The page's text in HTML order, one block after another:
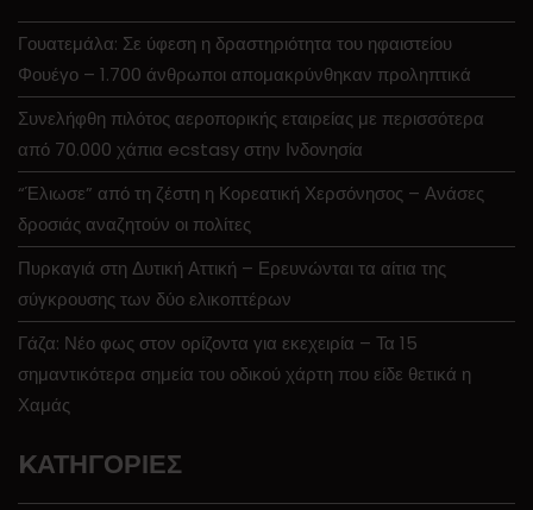
Γουατεμάλα: Σε ύφεση η δραστηριότητα του ηφαιστείου
Φουέγο – 1.700 άνθρωποι απομακρύνθηκαν προληπτικά
Συνελήφθη πιλότος αεροπορικής εταιρείας με περισσότερα
από 70.000 χάπια ecstasy στην Ινδονησία
“Έλιωσε” από τη ζέστη η Κορεατική Χερσόνησος – Ανάσες
δροσιάς αναζητούν οι πολίτες
Πυρκαγιά στη Δυτική Αττική – Ερευνώνται τα αίτια της
σύγκρουσης των δύο ελικοπτέρων
Γάζα: Νέο φως στον ορίζοντα για εκεχειρία – Τα 15
σημαντικότερα σημεία του οδικού χάρτη που είδε θετικά η
Χαμάς
KΑΤΗΓΟΡΊΕΣ